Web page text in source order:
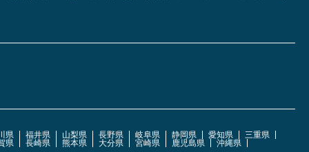
県 福井県 山梨県 長野県 岐阜県 静岡県 愛知県
三重県
県 長崎県 熊本県 大分県 宮崎県 鹿児島県 沖縄県